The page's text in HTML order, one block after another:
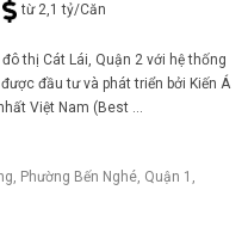
từ 2,1 tỷ/Căn
thị Cát Lái, Quận 2 với hệ thống
đầu tư và phát triển bởi Kiến Á
Việt Nam (Best ...
Phường Bến Nghé, Quận 1,